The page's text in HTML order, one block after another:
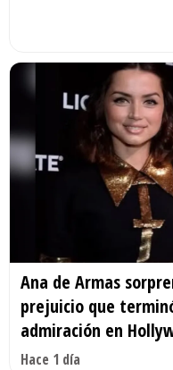
Ana de Armas
prejuicio que
admiración en
Hace 1 día